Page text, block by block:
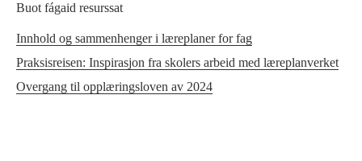
Buot fágaid resurssat
Innhold og sammenhenger i læreplaner for fag
Praksisreisen: Inspirasjon fra skolers arbeid med læreplanverket
Overgang til opplæringsloven av 2024